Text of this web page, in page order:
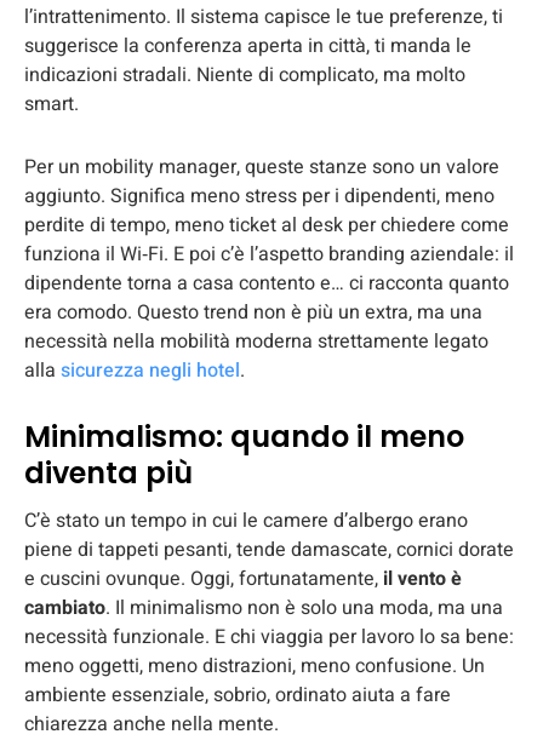
l’intrattenimento. Il sistema capisce le tue preferenze, ti
suggerisce la conferenza aperta in città, ti manda le
indicazioni stradali. Niente di complicato, ma molto
smart.
Per un mobility manager, queste stanze sono un valore
aggiunto. Significa meno stress per i dipendenti, meno
perdite di tempo, meno ticket al desk per chiedere come
funziona il Wi‑Fi. E poi c’è l’aspetto branding aziendale: il
dipendente torna a casa contento e… ci racconta quanto
era comodo. Questo trend non è più un extra, ma una
necessità nella mobilità moderna strettamente legato
alla sicurezza negli hotel.
Minimalismo: quando il meno
diventa più
C’è stato un tempo in cui le camere d’albergo erano
piene di tappeti pesanti, tende damascate, cornici dorate
e cuscini ovunque. Oggi, fortunatamente, il vento è
cambiato. Il minimalismo non è solo una moda, ma una
necessità funzionale. E chi viaggia per lavoro lo sa bene:
meno oggetti, meno distrazioni, meno confusione. Un
ambiente essenziale, sobrio, ordinato aiuta a fare
chiarezza anche nella mente.